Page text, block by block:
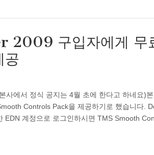
구입자에게 무
에서 정식 공지는 4월 초에 한다고 하네요)
Controls Pack을 제공하기로 했습니다.
EDN 계정으로 로그인하시면 TMS Smooth